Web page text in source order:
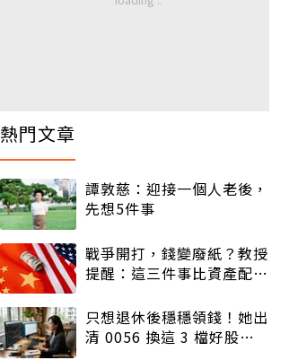
熱門文章
譚敦慈：迎接一個人老後，
先想5件事
戰爭開打，錢變廢紙？教授
提醒：這三件事比資產配置
只想退休後穩穩領錢！她出
清 0056 換這 3 檔好股：